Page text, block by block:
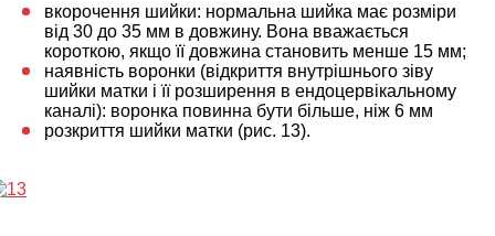
вкорочення шийки: нормальна шийка має розміри
від 30 до 35 мм в довжину. Вона вважається
короткою, якщо її довжина становить менше 15 мм;
наявність воронки (відкриття внутрішнього зіву
шийки матки і її розширення в ендоцервікальному
каналі): воронка повинна бути більше, ніж 6 мм
розкриття шийки матки (рис. 13).